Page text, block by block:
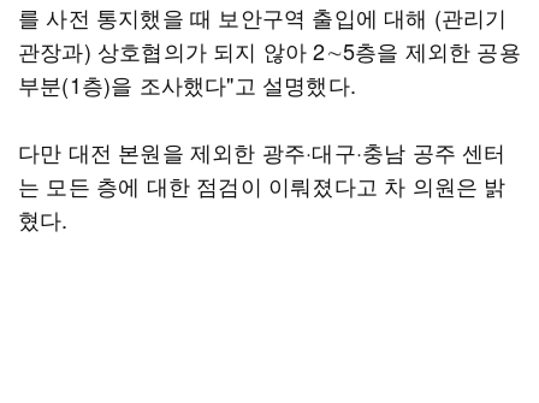
를 사전 통지했을 때 보안구역 출입에 대해 (관리기
관장과) 상호협의가 되지 않아 2∼5층을 제외한 공용
부분(1층)을 조사했다"고 설명했다.
다만 대전 본원을 제외한 광주·대구·충남 공주 센터
는 모든 층에 대한 점검이 이뤄졌다고 차 의원은 밝
혔다.